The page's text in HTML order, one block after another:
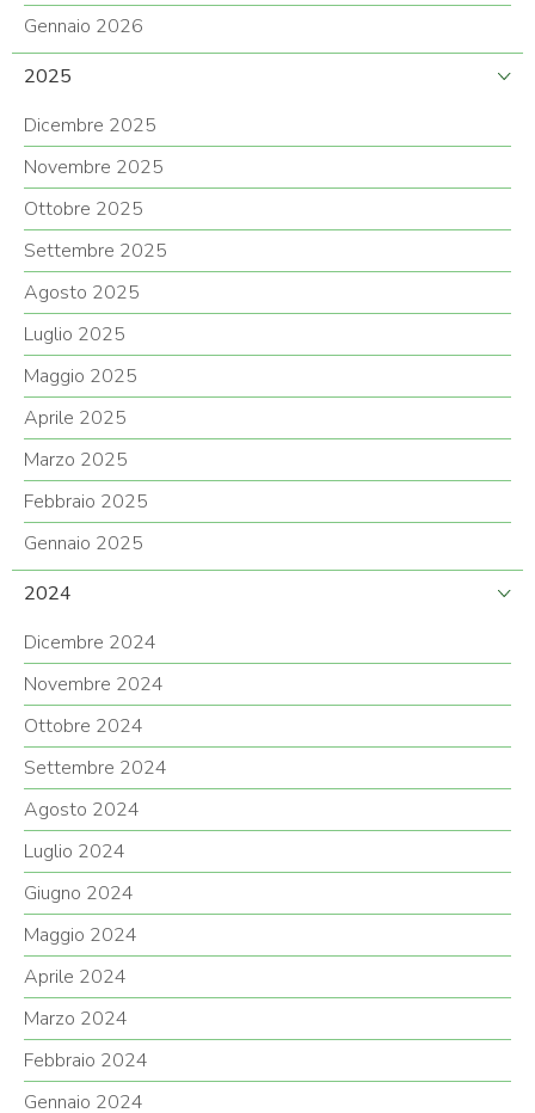
Gennaio 2026
2025
Dicembre 2025
Novembre 2025
Ottobre 2025
Settembre 2025
Agosto 2025
Luglio 2025
Maggio 2025
Aprile 2025
Marzo 2025
Febbraio 2025
Gennaio 2025
2024
Dicembre 2024
Novembre 2024
Ottobre 2024
Settembre 2024
Agosto 2024
Luglio 2024
Giugno 2024
Maggio 2024
Aprile 2024
Marzo 2024
Febbraio 2024
Gennaio 2024